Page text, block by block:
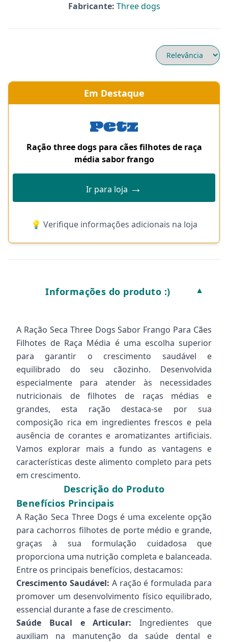
Fabricante: Three dogs
Em Destaque
Ração three dogs para cães filhotes de raça
média sabor frango
Ir para loja →
💡 Verifique informações adicionais na loja
Informações do produto :) ▼
A Ração Seca Three Dogs Sabor Frango Para Cães
Filhotes de Raça Média é uma escolha superior
para garantir o crescimento saudável e
equilibrado do seu cãozinho. Desenvolvida
especialmente para atender às necessidades
nutricionais de filhotes de raças médias e
grandes, esta ração destaca-se por sua
composição rica em ingredientes frescos e pela
ausência de corantes e aromatizantes artificiais.
Vamos explorar mais a fundo as vantagens e
características deste alimento completo para pets
em crescimento.
Descrição do Produto
Benefícios Principais
A Ração Seca Three Dogs é uma excelente opção
para cachorros filhotes de porte médio e grande,
graças à sua formulação cuidadosa que
proporciona uma nutrição completa e balanceada.
Entre os principais benefícios, destacamos:
Crescimento Saudável: A ração é formulada para
promover um desenvolvimento físico equilibrado,
essencial durante a fase de crescimento.
Saúde Bucal e Articular: Ingredientes que
auxiliam na manutenção da saúde dental e